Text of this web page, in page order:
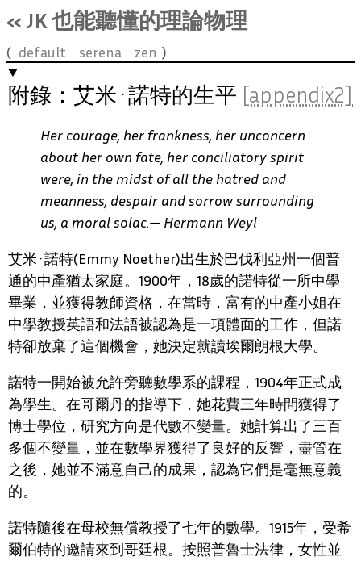
« JK也能聽懂的理論物理
default serena zen
附錄：艾米 ·諾特的生平 [appendix2]
Her courage, her frankness, her unconcern
about her own fate, her conciliatory spirit
were, in the midst of all the hatred and
meanness, despair and sorrow surrounding
us, a moral solac.— Hermann Weyl
艾米 ·諾特(Emmy Noether)出生於巴伐利亞州一個普
通的中產猶太家庭。 1900年， 18歲的諾特從一所中學
畢業，並獲得教師資格，在當時，富有的中產小姐在
中學教授英語和法語被認為是一項體面的工作，但諾
特卻放棄了這個機會，她決定就讀埃爾朗根大學。
諾特一開始被允許旁聽數學系的課程， 1904年正式成
為學生。在哥爾丹的指導下，她花費三年時間獲得了
博士學位，研究方向是代數不變量。她計算出了三百
多個不變量，並在數學界獲得了良好的反響，盡管在
之後，她並不滿意自己的成果，認為它們是毫無意義
的。
諾特隨後在母校無償教授了七年的數學。 1915年，受希
爾伯特的邀請來到哥廷根。按照普魯士法律，女性並